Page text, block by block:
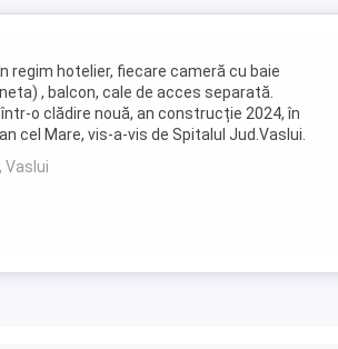
regim hotelier, fiecare cameră cu baie
, balcon, cale de acces separată.
o clădire nouă, an construcție 2024, în
cel Mare, vis-a-vis de Spitalul Jud.Vaslui.
Vaslui